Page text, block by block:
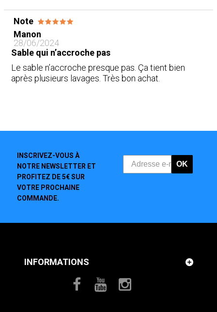
Note
Manon
28/06/2024
Sable qui n’accroche pas
Le sable n’accroche presque pas. Ça tient bien
après plusieurs lavages. Très bon achat.
INSCRIVEZ-VOUS À
NOTRE NEWSLETTER ET
PROFITEZ DE 5€ SUR
VOTRE PROCHAINE
COMMANDE.
OK
INFORMATIONS